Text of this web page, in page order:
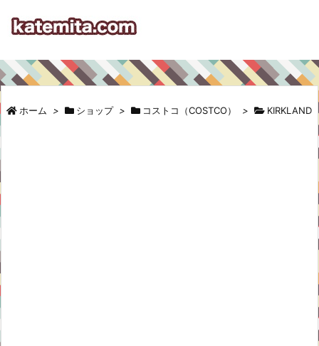
ホーム > ショップ > コストコ（COSTCO） > KIRKLAND